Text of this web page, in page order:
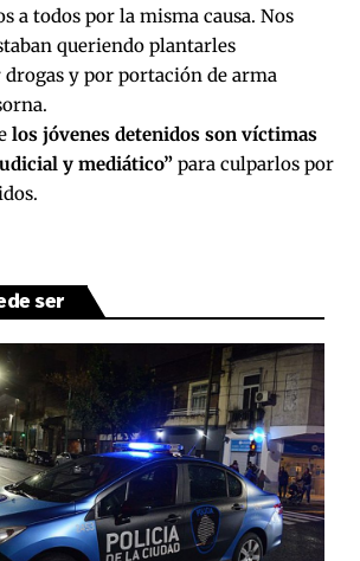
a todos por la misma causa. Nos
queriendo plantarles
drogas y por portación de arma
los jóvenes detenidos son víctimas
y mediático” para culparlos por
ser